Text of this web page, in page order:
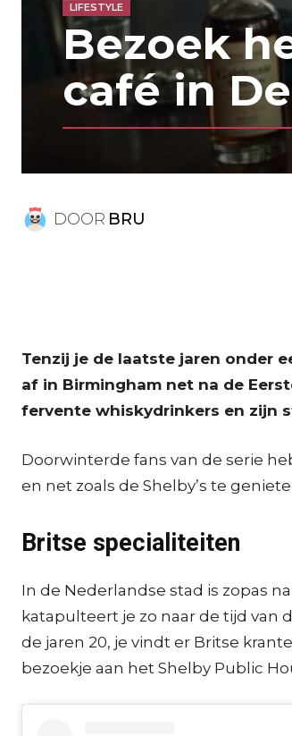
LIFESTYLE
Bezoek
café in
DOOR BRU
Tenzij je de laatste jaren onder
af in Birmingham net na de
fervente whiskydrinkers en zijn
Doorwinterde fans van de serie
en net zoals de Shelby’s te
Britse specialiteiten
In de Nederlandse stad is zopas
katapulteert je zo naar de tijd van
de jaren 20, je vindt er Britse
bezoekje aan het Shelby Public